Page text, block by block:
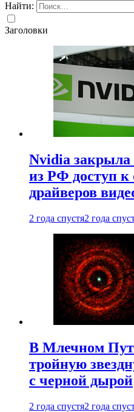
Найти:
Заголовки
Nvidia закрыла
из РФ доступ к
драйверов
2 года спустя2 года
В Млечном
тройную
с черной дырой
2 года спустя2 года